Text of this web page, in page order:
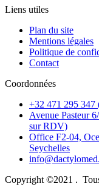
Liens utiles
Plan du site
Mentions légales
Politique de
Contact
Coordonnées
+32 471 295 347
Avenue Pasteur
sur RDV)
Office F2-04,
Seychelles
Copyright ©2021 .